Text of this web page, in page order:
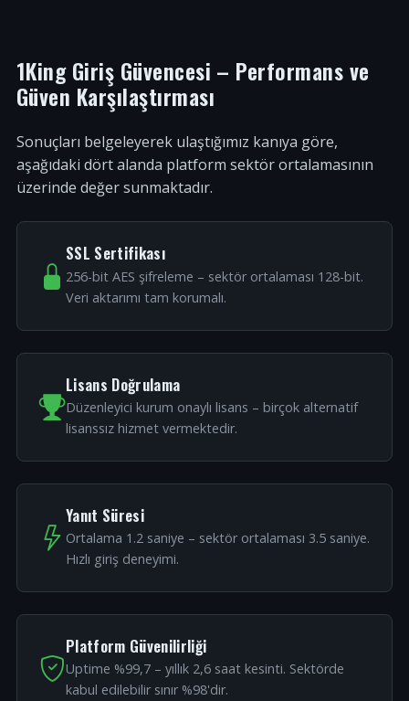
1King Giriş Güvencesi – Performans ve
Güven Karşılaştırması
Sonuçları belgeleyerek ulaştığımız kanıya göre,
aşağıdaki dört alanda platform sektör ortalamasının
üzerinde değer sunmaktadır.
SSL Sertifikası
256-bit AES şifreleme – sektör ortalaması 128-bit.
Veri aktarımı tam korumalı.
Lisans Doğrulama
Düzenleyici kurum onaylı lisans – birçok alternatif
lisanssız hizmet vermektedir.
Yanıt Süresi
Ortalama 1.2 saniye – sektör ortalaması 3.5 saniye.
Hızlı giriş deneyimi.
Platform Güvenilirliği
Uptime %99,7 – yıllık 2,6 saat kesinti. Sektörde
kabul edilebilir sınır %98'dir.